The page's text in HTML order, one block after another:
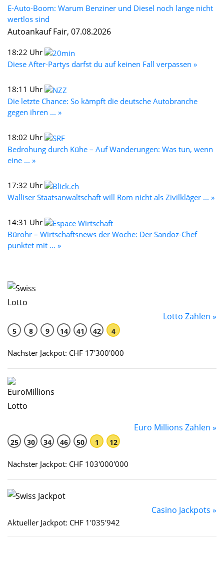
E-Auto-Boom: Warum Benziner und Diesel noch lange nicht
wertlos sind
Autoankauf Fair, 07.08.2026
18:22 Uhr
Diese After-Partys darfst du auf keinen Fall verpassen »
18:11 Uhr
Die letzte Chance: So kämpft die deutsche Autobranche
gegen ihren ... »
18:02 Uhr
Bedrohung durch Kühe – Auf Wanderungen: Was tun, wenn
eine ... »
17:32 Uhr
Walliser Staatsanwaltschaft will Rom nicht als Zivilkläger ... »
14:31 Uhr
Bürohr – Wirtschaftsnews der Woche: Der Sandoz-Chef
punktet mit ... »
Lotto Zahlen »
5 8 9 14 41 42 4
Nächster Jackpot: CHF 17'300'000
Euro Millions Zahlen »
25 30 34 46 50 1 12
Nächster Jackpot: CHF 103'000'000
Casino Jackpots »
Aktueller Jackpot: CHF 1'035'942